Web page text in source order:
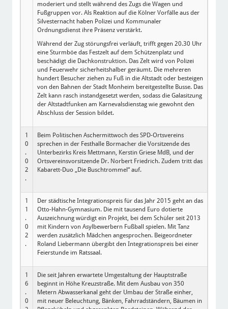
moderiert und stellt während des Zugs die Wagen und
Fußgruppen vor. Als Reaktion auf die Kölner Vorfälle aus der
Silvesternacht haben Polizei und Kommunaler
Ordnungsdienst ihre Präsenz verstärkt.
Während der Zug störungsfrei verläuft, trifft gegen 20.30 Uhr
eine Sturmböe das Festzelt auf dem Schützenplatz und
beschädigt die Dachkonstruktion. Das Zelt wird von Polizei
und Feuerwehr sicherheitshalber geräumt. Die mehreren
hundert Besucher ziehen zu Fuß in die Altstadt oder besteigen
von den Bahnen der Stadt Monheim bereitgestellte Busse. Das
Zelt kann rasch instandgesetzt werden, sodass die Galasitzung
der Altstadtfunken am Karnevalsdienstag wie gewohnt den
Abschluss der Session bildet.
1
0
.
0
2
.
Beim Politischen Aschermittwoch des SPD-Ortsvereins
sprechen in der Festhalle Bormacher die Vorsitzende des
Unterbezirks Kreis Mettmann, Kerstin Griese MdB, und der
Ortsvereinsvorsitzende Dr. Norbert Friedrich. Zudem tritt das
Kabarett-Duo „Die Buschtrommel“ auf.
1
1
.
0
2
.
Der städtische Integrationspreis für das Jahr 2015 geht an das
Otto-Hahn-Gymnasium. Die mit tausend Euro dotierte
Auszeichnung würdigt ein Projekt, bei dem Schüler seit 2013
mit Kindern von Asylbewerbern Fußball spielen. Mit Tanz
werden zusätzlich Mädchen angesprochen. Beigeordneter
Roland Liebermann übergibt den Integrationspreis bei einer
Feierstunde im Ratssaal.
1
6
.
0
Die seit Jahren erwartete Umgestaltung der Hauptstraße
beginnt in Höhe Kreuzstraße. Mit dem Ausbau von 350
Metern Abwasserkanal geht der Umbau der Straße einher,
mit neuer Beleuchtung, Bänken, Fahrradständern, Bäumen in